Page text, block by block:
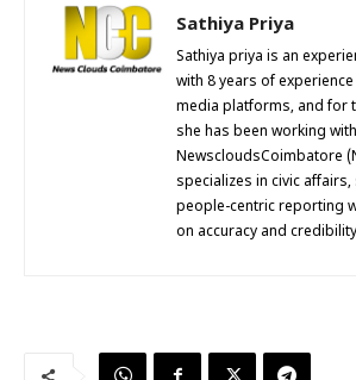
Sathiya Priya
Sathiya priya is an
with 8 years of
media platforms, and for
she has been working with
NewscloudsCoimbatore
specializes in civic
people-centric reporting
on accuracy and